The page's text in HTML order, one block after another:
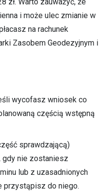
i może ulec zmianie w
na rachunek
Zasobem Geodezyjnym i
wycofasz wniosek co
częścią wstępną
sprawdzającą)
gdy nie zostaniesz
lub z uzasadnionych
przystąpisz do niego.